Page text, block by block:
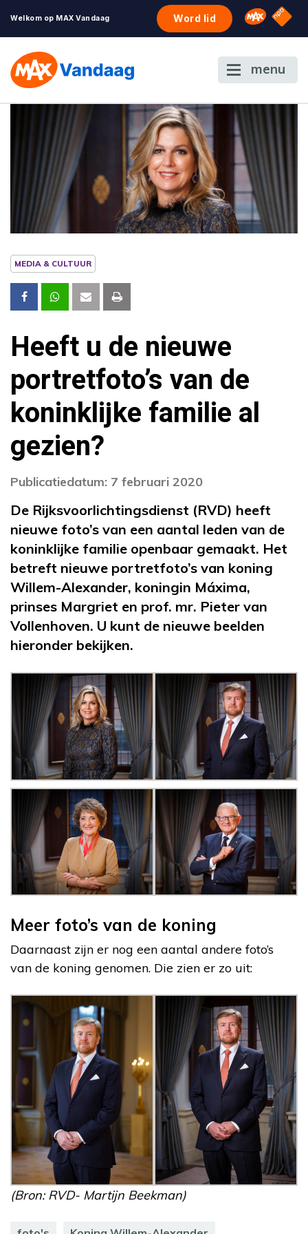
Welkom op MAX Vandaag Word lid Omroep
NPO
menu
MEDIA & CULTUUR
Heeft u de nieuwe
portretfoto’s van de
koninklijke familie al
gezien?
Publicatiedatum: 7 februari 2020
De Rijksvoorlichtingsdienst (RVD) heeft
nieuwe foto’s van een aantal leden van de
koninklijke familie openbaar gemaakt. Het
betreft nieuwe portretfoto’s van koning
Willem-Alexander, koningin Máxima,
prinses Margriet en prof. mr. Pieter van
Vollenhoven. U kunt de nieuwe beelden
hieronder bekijken.
Meer foto’s van de koning
Daarnaast zijn er nog een aantal andere foto’s
van de koning genomen. Die zien er zo uit:
(Bron: RVD- Martijn Beekman)